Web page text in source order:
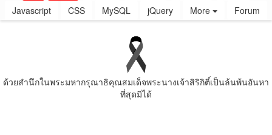
Javascript
CSS MySQL jQuery More Forum
ด้วยสํานึกในพระมหากรุณาธิคุณสมเด็จพระนางเจ้าสิริกิติ์เป็นล้นพ้นอันหา
ที่สุดมิได้